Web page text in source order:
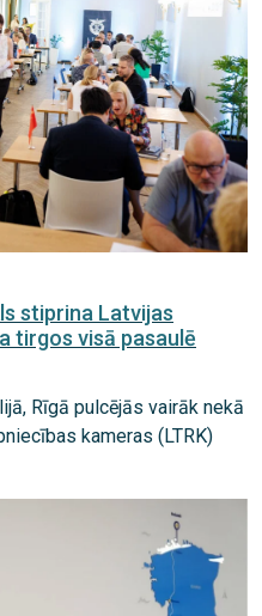
stiprina Latvijas
tirgos visā pasaulē
Rīgā pulcējās vairāk nekā
kameras (LTRK)